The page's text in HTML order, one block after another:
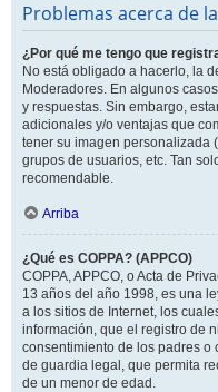
Problemas acerca de
¿Por qué me tengo que
No está obligado a hacerlo, la
Moderadores. En algunos
y respuestas. Sin embargo,
adicionales y/o ventajas que
tener su imagen personalizada
grupos de usuarios, etc. Tan
recomendable.
Arriba
¿Qué es COPPA? (APPCO)
COPPA, APPCO, o Acta de
13 años del año 1998, es una
a los sitios de Internet, los
información, que el registro de
consentimiento de los padres o
de guardia legal, que permita
de un menor de edad.